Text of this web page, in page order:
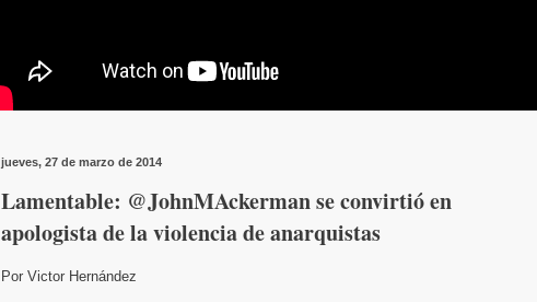
jueves, 27 de marzo de 2014
Lamentable: @JohnMAckerman se convirtió en
apologista de la violencia de anarquistas
Por Victor Hernández